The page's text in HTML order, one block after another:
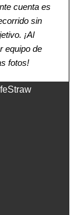
cuenta es
sin
¡Al
equipo de
fotos!